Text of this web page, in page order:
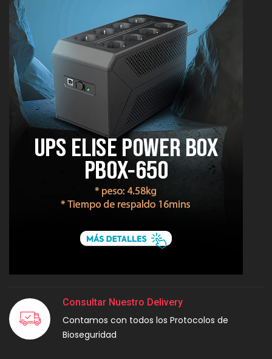
Consultar Nuestro Delivery
Contamos con todos los Protocolos de
Bioseguridad